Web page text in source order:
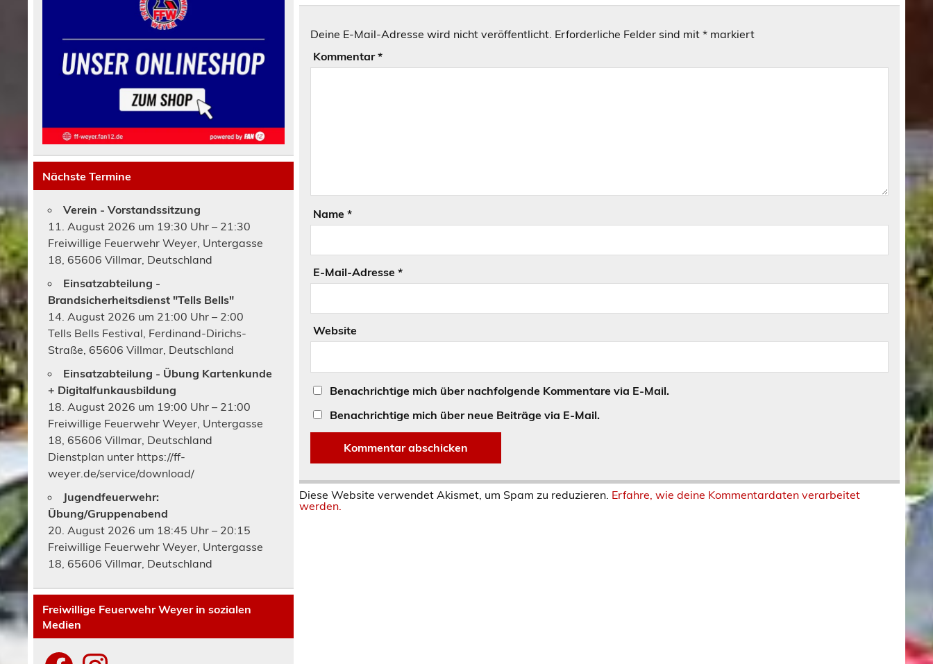
Deine E-Mail-Adresse wird nicht veröffentlicht. Erforderliche Felder sind mit *markiert
Kommentar*
Name*
E-Mail-Adresse*
Website
Benachrichtige mich über nachfolgende Kommentare via E-Mail.
Benachrichtige mich über neue Beiträge via E-Mail.
Diese Website verwendet Akismet, um Spam zu reduzieren. Erfahre, wie deine Kommentardaten verarbeitet
werden.
Nächste Termine
Verein - Vorstandssitzung
11. August 2026 um 19:30 Uhr – 21:30
Freiwillige Feuerwehr Weyer, Untergasse
18, 65606 Villmar, Deutschland
Einsatzabteilung -
Brandsicherheitsdienst "Tells Bells"
14. August 2026 um 21:00 Uhr – 2:00
Tells Bells Festival, Ferdinand-Dirichs-
Straße, 65606 Villmar, Deutschland
Einsatzabteilung - Übung Kartenkunde
+ Digitalfunkausbildung
18. August 2026 um 19:00 Uhr – 21:00
Freiwillige Feuerwehr Weyer, Untergasse
18, 65606 Villmar, Deutschland
Dienstplan unter https://ff-
weyer.de/service/download/
Jugendfeuerwehr:
Übung/Gruppenabend
20. August 2026 um 18:45 Uhr – 20:15
Freiwillige Feuerwehr Weyer, Untergasse
18, 65606 Villmar, Deutschland
Freiwillige Feuerwehr Weyer in sozialen
Medien
FacebookInstagram